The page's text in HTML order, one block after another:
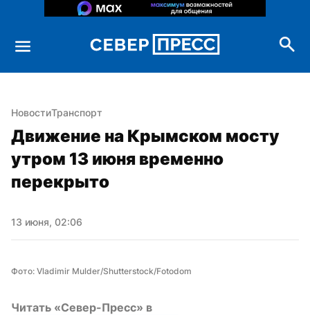
НовостиТранспорт
Движение на Крымском мосту
утром 13 июня временно
перекрыто
13 июня, 02:06
Фото: Vladimir Mulder/Shutterstock/Fotodom
Читать «Север-Пресс» в